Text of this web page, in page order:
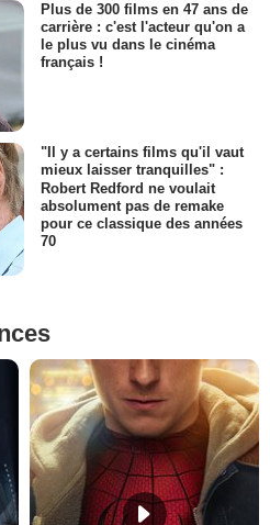
Plus de 300 films en 47 ans de
carrière : c'est l'acteur qu'on a
le plus vu dans le cinéma
français !
"Il y a certains films qu'il vaut
mieux laisser tranquilles" :
Robert Redford ne voulait
absolument pas de remake
pour ce classique des années
70